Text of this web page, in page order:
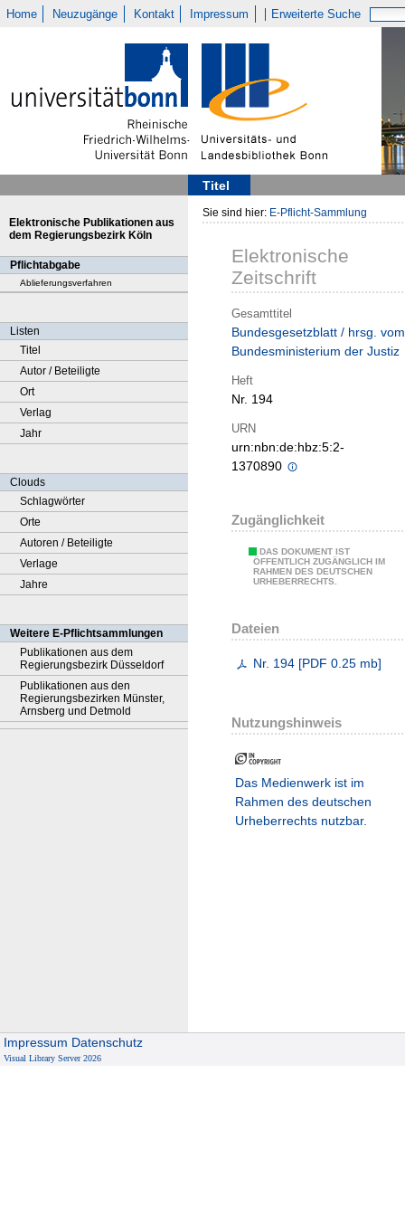
Home Neuzugänge Kontakt Impressum Erweiterte Suche
Titel
Elektronische Publikationen aus
dem Regierungsbezirk Köln
Pflichtabgabe
Ablieferungsverfahren
Listen
Titel
Autor / Beteiligte
Ort
Verlag
Jahr
Clouds
Schlagwörter
Orte
Autoren / Beteiligte
Verlage
Jahre
Weitere E-Pflichtsammlungen
Publikationen aus dem
Regierungsbezirk Düsseldorf
Publikationen aus den
Regierungsbezirken Münster,
Arnsberg und Detmold
Sie sind hier: E-Pflicht-Sammlung
Elektronische
Zeitschrift
Gesamttitel
Bundesgesetzblatt / hrsg. vom
Bundesministerium der Justiz
Heft
Nr. 194
URN
urn:nbn:de:hbz:5:2-
1370890
Zugänglichkeit
DAS DOKUMENT IST
ÖFFENTLICH ZUGÄNGLICH IM
RAHMEN DES DEUTSCHEN
URHEBERRECHTS.
Dateien
Nr. 194 [PDF 0.25 mb]
Nutzungshinweis
Das Medienwerk ist im
Rahmen des deutschen
Urheberrechts nutzbar.
Impressum Datenschutz
Visual Library Server 2026